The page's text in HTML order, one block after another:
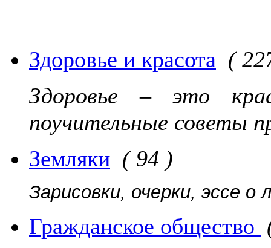
Здоровье и красота (
Здоровье – это
поучительные советы
Земляки ( 94 )
Зарисовки, очерки, эссе
Гражданское общество